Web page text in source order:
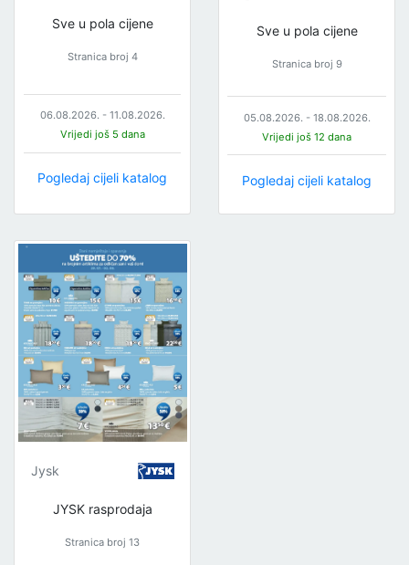
Sve u pola cijene
Stranica broj 4
06.08.2026. - 11.08.2026.
Vrijedi još 5 dana
Pogledaj cijeli katalog
Sve u pola cijene
Stranica broj 9
05.08.2026. - 18.08.2026.
Vrijedi još 12 dana
Pogledaj cijeli katalog
Jysk
JYSK rasprodaja
Stranica broj 13